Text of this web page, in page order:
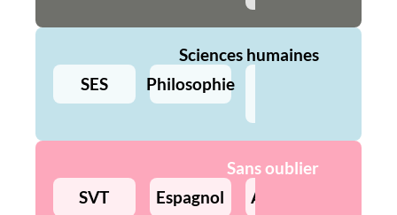
Sciences humaines
SES
Philosophie
Sans oublier
SVT
Espagnol Allemand